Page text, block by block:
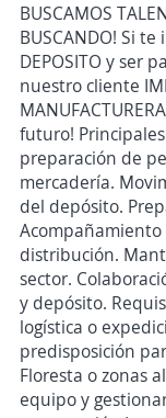
BUSCAMOS
BUSCANDO! Si te
DEPOSITO y ser
nuestro cliente
futuro!
preparación de
mercadería.
del depósito.
Acompañamiento
distribución.
sector.
y depósito.
logística o
predisposición
Floresta o zonas
equipo y